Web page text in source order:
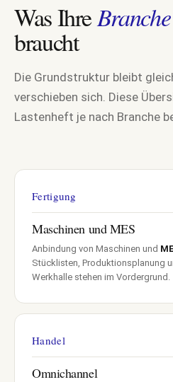
Was IhreBranche
braucht
Die Grundstruktur bleibt
verschieben sich. Diese
Lastenheft je nach Branche
Fertigung
Maschinen und MES
Anbindung von Maschinen und
Stücklisten, Produktionsplanung
Werkhalle stehen im Vordergrund.
Handel
Omnichannel